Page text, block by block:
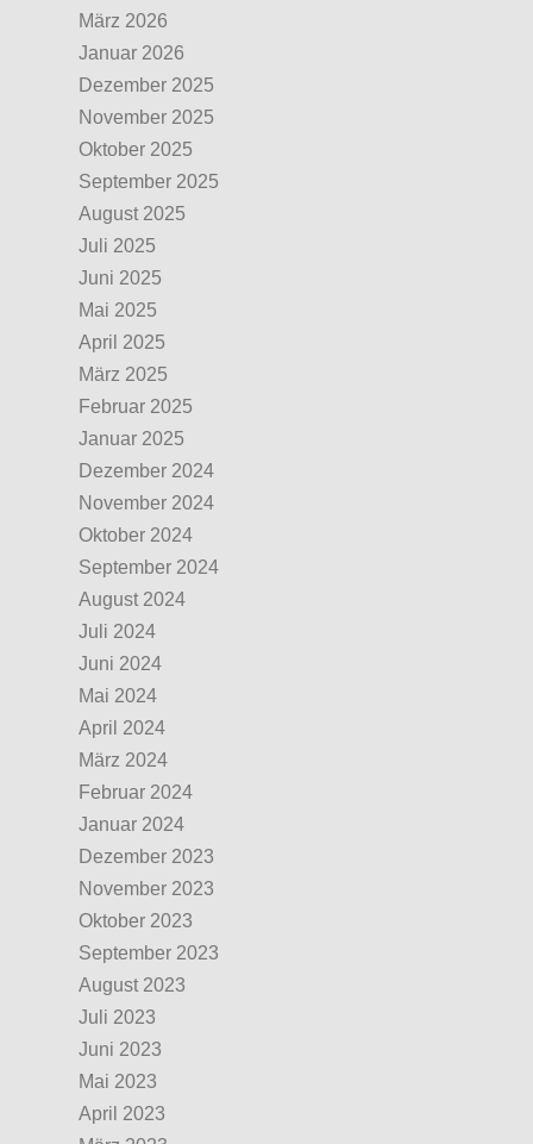
März 2026
Januar 2026
Dezember 2025
November 2025
Oktober 2025
September 2025
August 2025
Juli 2025
Juni 2025
Mai 2025
April 2025
März 2025
Februar 2025
Januar 2025
Dezember 2024
November 2024
Oktober 2024
September 2024
August 2024
Juli 2024
Juni 2024
Mai 2024
April 2024
März 2024
Februar 2024
Januar 2024
Dezember 2023
November 2023
Oktober 2023
September 2023
August 2023
Juli 2023
Juni 2023
Mai 2023
April 2023